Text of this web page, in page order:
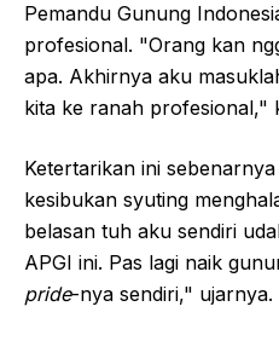
Pemandu Gunung
profesional. "Orang kan
apa. Akhirnya aku
kita ke ranah profesional,"
Ketertarikan ini
kesibukan syuting
belasan tuh aku sendiri
APGI ini. Pas lagi naik
pride-nya sendiri," ujarnya.